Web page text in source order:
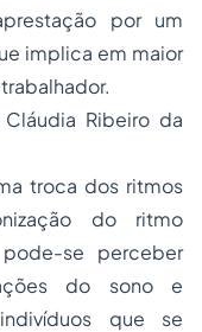
por um
implica em maior
Ribeiro da
troca dos ritmos
do ritmo
pode-se perceber
do sono e
que se